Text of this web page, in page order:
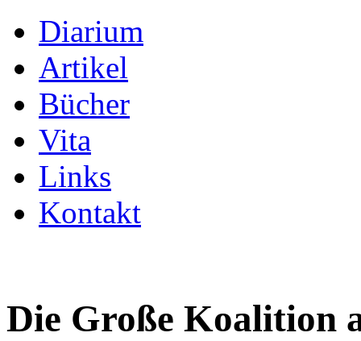
Diarium
Artikel
Bücher
Vita
Links
Kontakt
Die Große Koalition